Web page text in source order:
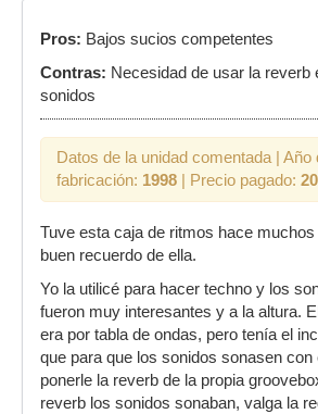
Pros: Bajos sucios competentes
Contras: Necesidad de usar la reverb
sonidos
Datos de la unidad comentada | Año
fabricación: 1998 | Precio pagado:
Tuve esta caja de ritmos hace
buen recuerdo de ella.
Yo la utilicé para hacer techno y los
fueron muy interesantes y a la altura.
era por tabla de ondas, pero tenía el
que para que los sonidos sonasen
ponerle la reverb de la propia
reverb los sonidos sonaban, valga la